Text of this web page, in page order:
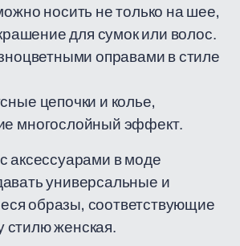
носить не только на шее,
для сумок или волос.
оправами в стиле
цепочки и колье,
многослойный эффект.
аксессуарами в моде
универсальные и
образы, соответствующие
женская.